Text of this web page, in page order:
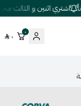
اشتري اثنين و الثالث مجاناً
٠ ٠